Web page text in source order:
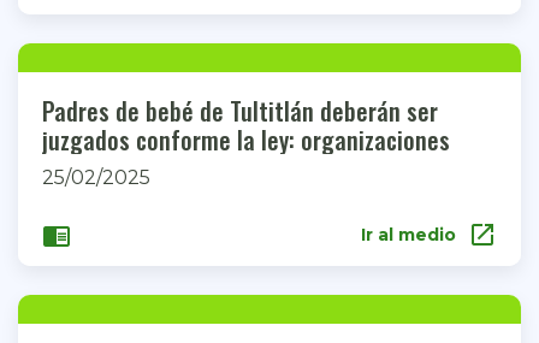
Padres de bebé de Tultitlán deberán ser
juzgados conforme la ley: organizaciones
25/02/2025
chrome_reader_mode Ir al medio open_in_new